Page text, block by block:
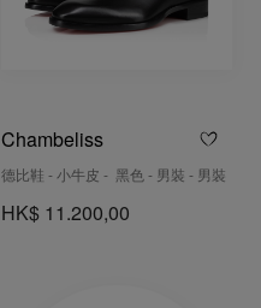
Chambeliss
德比鞋 - 小牛皮 - 黑色 - 男裝 - 男裝
HK$ 11.200,00